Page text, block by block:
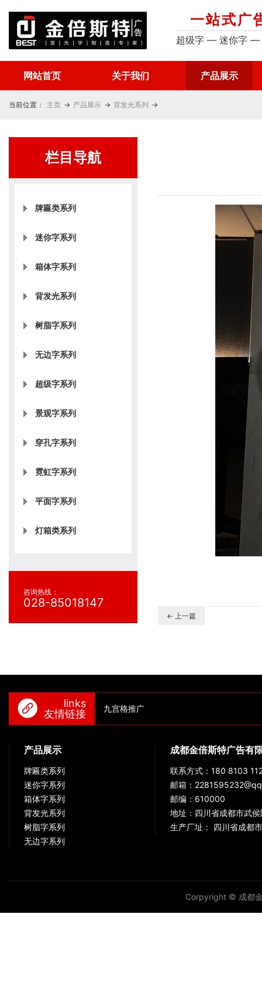
一站式广
超级字 — 迷你字
网站首页 关于我们 产品展示
当前位置： 主页 → 产品展示 → 背发光系列 →
栏目导航
牌匾类系列
迷你字系列
箱体字系列
背发光系列
树脂字系列
无边字系列
超级字系列
景观字系列
穿孔字系列
霓虹字系列
平面字系列
灯箱类系列
咨询热线：
028-85018147
← 上一篇
links
友情链接
九宫格推广
产品展示
牌匾类系列
迷你字系列
箱体字系列
背发光系列
树脂字系列
无边字系列
成都金倍斯特广告有
联系方式：180 8103
邮箱：
邮编：610000
地址：四川省成都市武
生产厂址： 四川省成都
Corpyright © 成都